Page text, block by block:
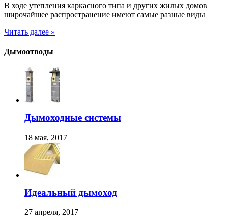
В ходе утепления каркасного типа и других жилых домов
широчайшее распространение имеют самые разные виды
Читать далее »
Дымоотводы
Дымоходные системы
18 мая, 2017
Идеальный дымоход
27 апреля, 2017